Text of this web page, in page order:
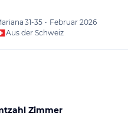
31-35 • Februar 2026
Aus der Schweiz
Zimmer